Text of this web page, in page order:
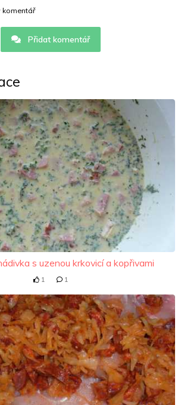
komentář
Přidat komentář
s uzenou krkovicí a kopřivami
1 1